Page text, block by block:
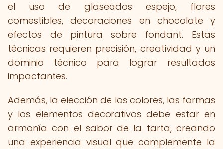
el uso de glaseados espejo, flores
comestibles, decoraciones en chocolate y
efectos de pintura sobre fondant. Estas
técnicas requieren precisión, creatividad y un
dominio técnico para lograr resultados
impactantes.
Además, la elección de los colores, las formas
y los elementos decorativos debe estar en
armonía con el sabor de la tarta, creando
una experiencia visual que complemente la